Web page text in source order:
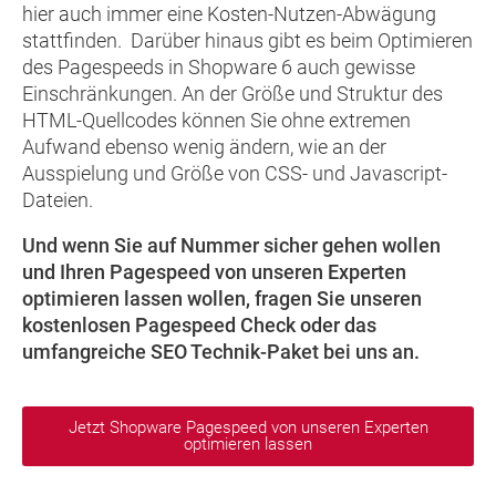
hier auch immer eine Kosten-Nutzen-Abwägung
stattfinden. Darüber hinaus gibt es beim Optimieren
des Pagespeeds in Shopware 6 auch gewisse
Einschränkungen. An der Größe und Struktur des
HTML-Quellcodes können Sie ohne extremen
Aufwand ebenso wenig ändern, wie an der
Ausspielung und Größe von CSS- und Javascript-
Dateien.
Und wenn Sie auf Nummer sicher gehen wollen
und Ihren Pagespeed von unseren Experten
optimieren lassen wollen, fragen Sie unseren
kostenlosen Pagespeed Check oder das
umfangreiche SEO Technik-Paket bei uns an.
Jetzt Shopware Pagespeed von unseren Experten
optimieren lassen